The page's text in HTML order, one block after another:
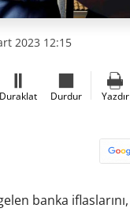
2023 12:15
Duraklat Durdur Yazdır
banka